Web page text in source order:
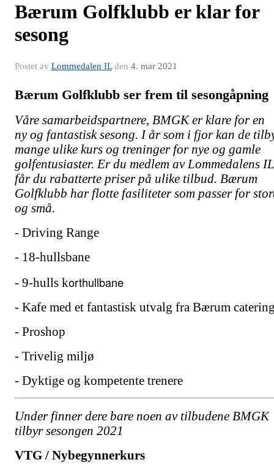
Bærum Golfklubb er klar for
sesong
Postet av Lommedalen ILden 4. mar 2021
Bærum Golfklubb ser frem til sesongåpning
Våre samarbeidspartnere, BMGK er klare for en
ny og fantastisk sesong. I år som i fjor kan de
mange ulike kurs og treninger for nye og gamle
golfentusiaster. Er du medlem av Lommedalens IL
får du rabatterte priser på ulike tilbud. Bærum
Golfklubb har flotte fasiliteter som passer for
og små.
- Driving Range
- 18-hullsbane
- 9-hulls korthullbane
- Kafe med et fantastisk utvalg fra Bærum
- Proshop
- Trivelig miljø
- Dyktige og kompetente trenere
Under finner dere bare noen av tilbudene BMGK
tilbyr sesongen 2021
VTG / Nybegynnerkurs